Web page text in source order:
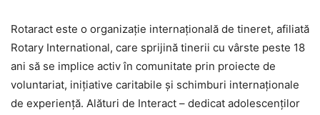
Rotaract este o organizație internațională de tineret, afiliată
Rotary International, care sprijină tinerii cu vârste peste 18
ani să se implice activ în comunitate prin proiecte de
voluntariat, inițiative caritabile și schimburi internaționale
de experiență. Alături de Interact – dedicat adolescenților